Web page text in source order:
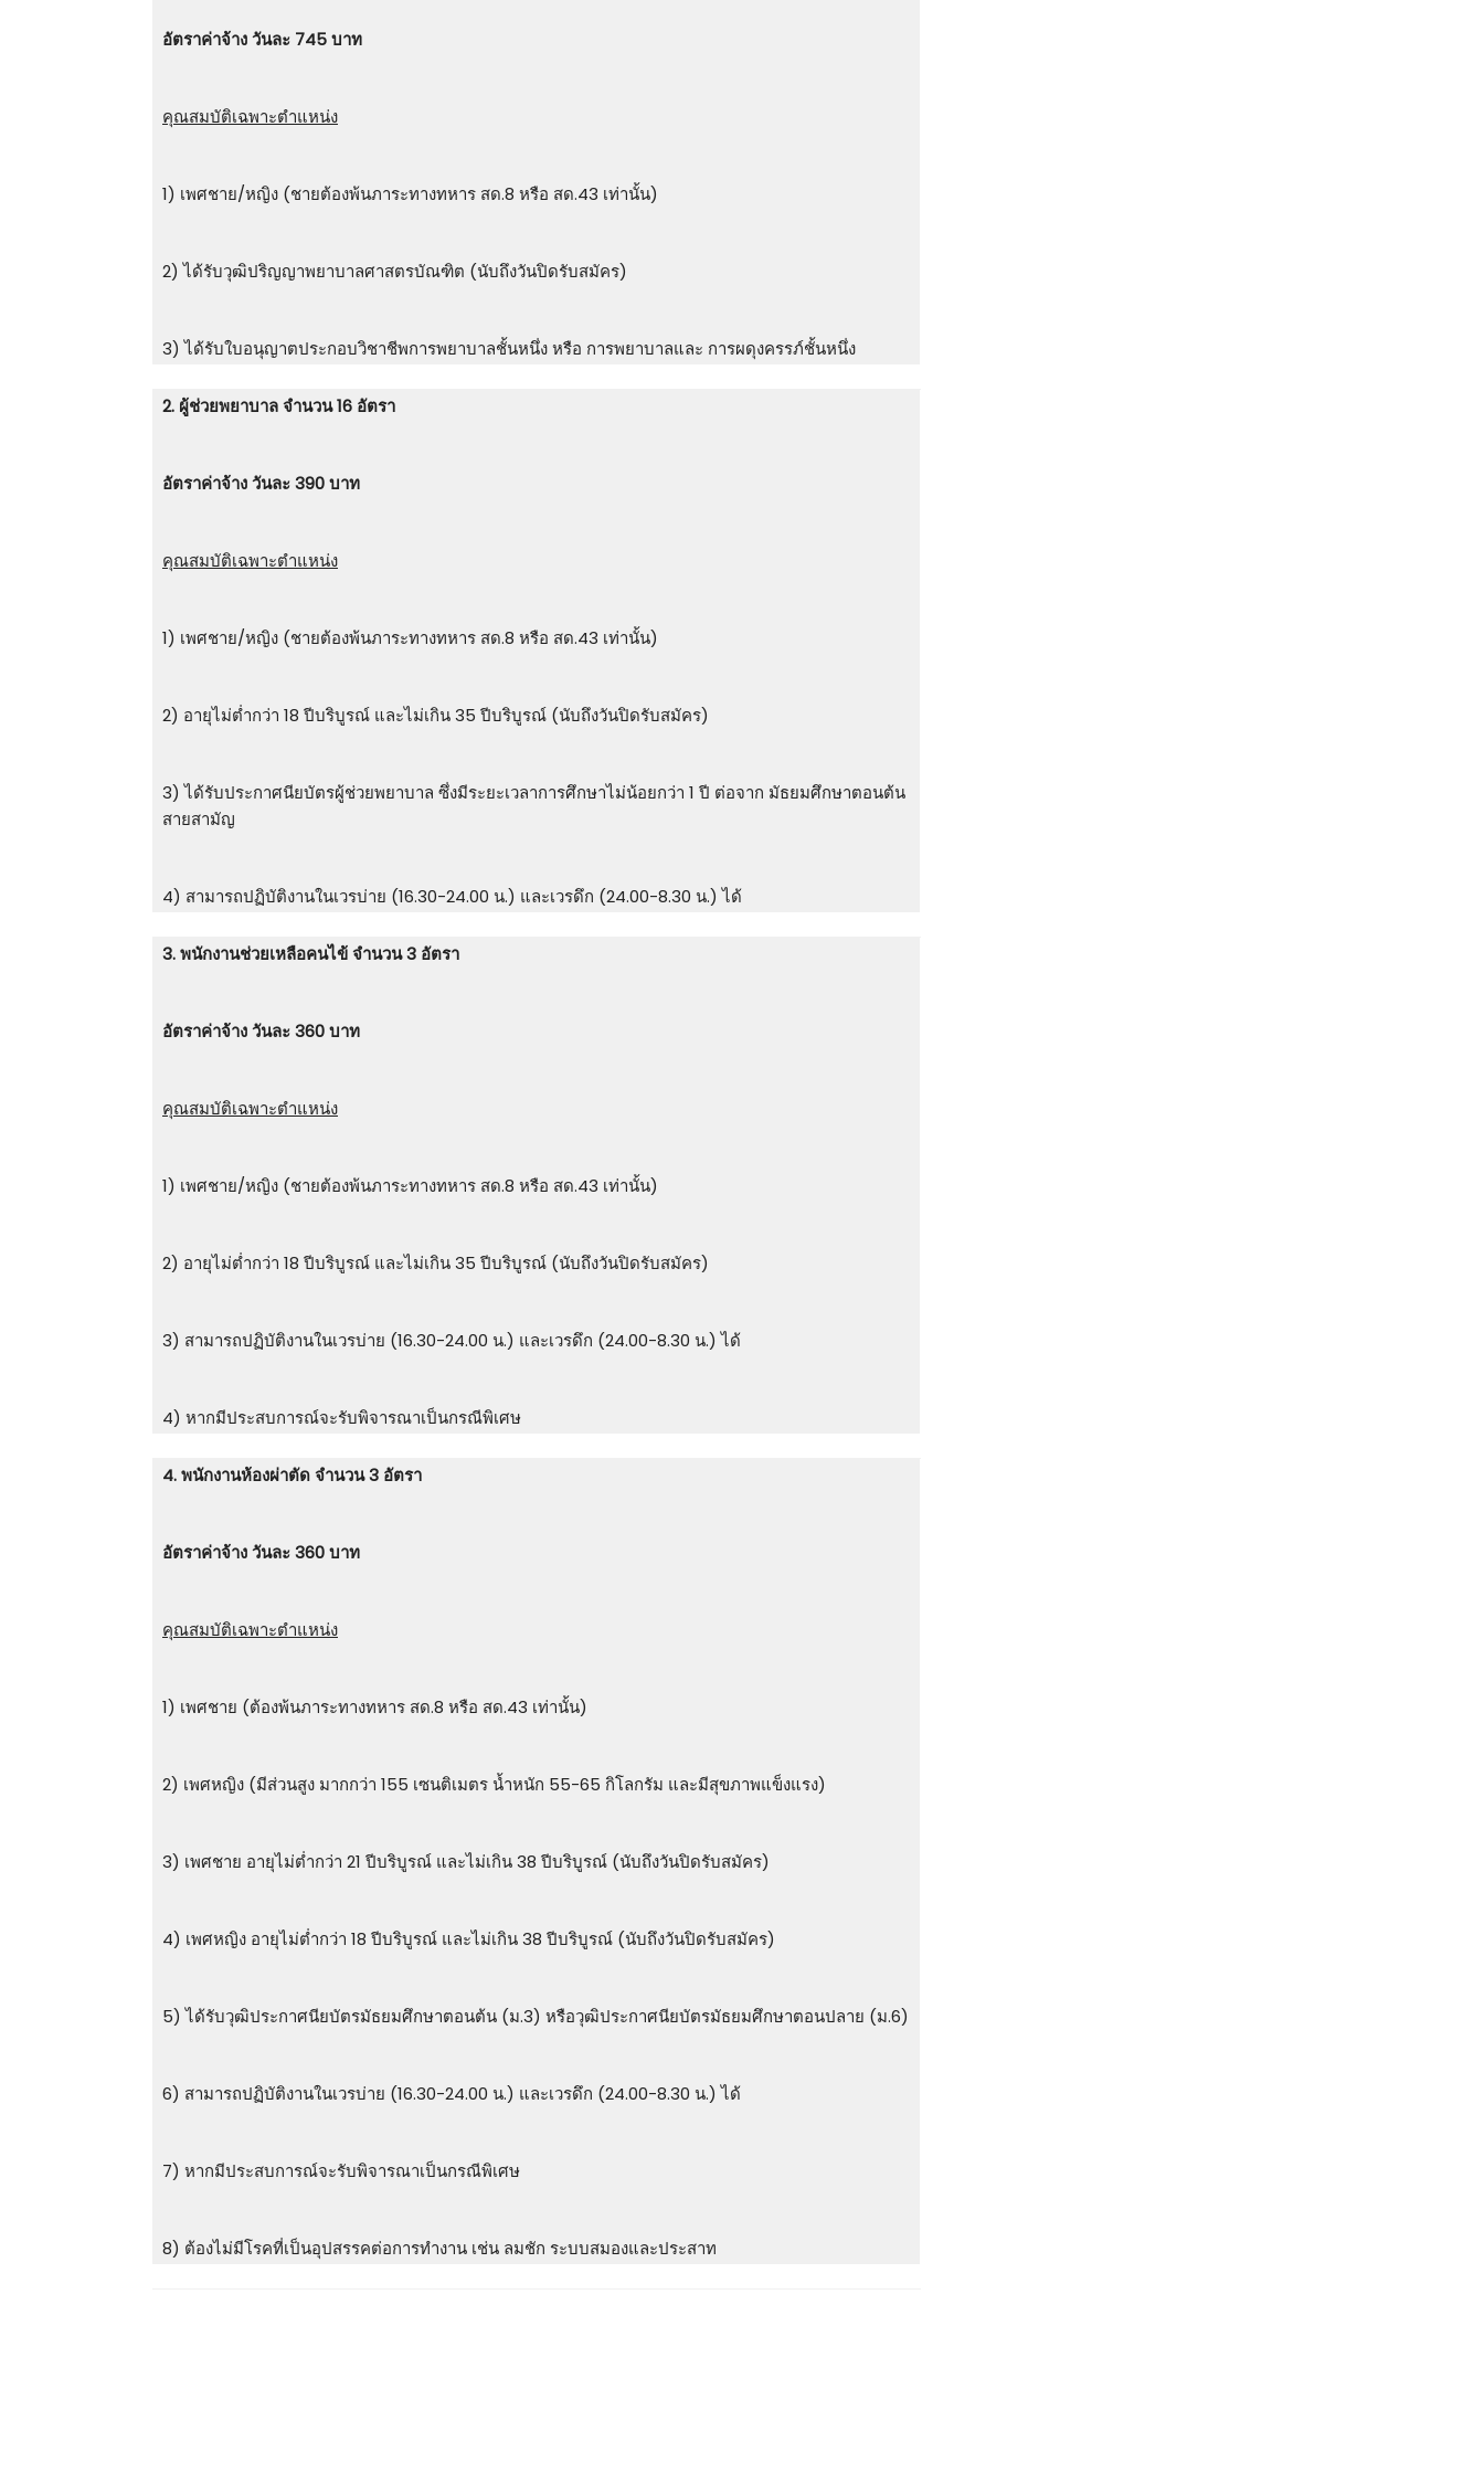
อัตราค่าจ้าง วันละ 745 บาท
คุณสมบัติเฉพาะตำแหน่ง
1) เพศชาย/หญิง (ชายต้องพ้นภาระทางทหาร สด.8 หรือ สด.43 เท่านั้น)
2) ได้รับวุฒิปริญญาพยาบาลศาสตรบัณฑิต (นับถึงวันปิดรับสมัคร)
3) ได้รับใบอนุญาตประกอบวิชาชีพการพยาบาลชั้นหนึ่ง หรือ การพยาบาลและ การผดุงครรภ์ชั้นหนึ่ง
2. ผู้ช่วยพยาบาล จำนวน 16 อัตรา
อัตราค่าจ้าง วันละ 390 บาท
คุณสมบัติเฉพาะตำแหน่ง
1) เพศชาย/หญิง (ชายต้องพ้นภาระทางทหาร สด.8 หรือ สด.43 เท่านั้น)
2) อายุไม่ต่ำกว่า 18 ปีบริบูรณ์ และไม่เกิน 35 ปีบริบูรณ์ (นับถึงวันปิดรับสมัคร)
3) ได้รับประกาศนียบัตรผู้ช่วยพยาบาล ซึ่งมีระยะเวลาการศึกษาไม่น้อยกว่า 1 ปี ต่อจาก มัธยมศึกษาตอนต้น
สายสามัญ
4) สามารถปฏิบัติงานในเวรบ่าย (16.30-24.00 น.) และเวรดึก (24.00-8.30 น.) ได้
3. พนักงานช่วยเหลือคนไข้ จำนวน 3 อัตรา
อัตราค่าจ้าง วันละ 360 บาท
คุณสมบัติเฉพาะตำแหน่ง
1) เพศชาย/หญิง (ชายต้องพ้นภาระทางทหาร สด.8 หรือ สด.43 เท่านั้น)
2) อายุไม่ต่ำกว่า 18 ปีบริบูรณ์ และไม่เกิน 35 ปีบริบูรณ์ (นับถึงวันปิดรับสมัคร)
3) สามารถปฏิบัติงานในเวรบ่าย (16.30-24.00 น.) และเวรดึก (24.00-8.30 น.) ได้
4) หากมีประสบการณ์จะรับพิจารณาเป็นกรณีพิเศษ
4. พนักงานห้องผ่าตัด จำนวน 3 อัตรา
อัตราค่าจ้าง วันละ 360 บาท
คุณสมบัติเฉพาะตำแหน่ง
1) เพศชาย (ต้องพ้นภาระทางทหาร สด.8 หรือ สด.43 เท่านั้น)
2) เพศหญิง (มีส่วนสูง มากกว่า 155 เซนติเมตร น้ำหนัก 55-65 กิโลกรัม และมีสุขภาพแข็งแรง)
3) เพศชาย อายุไม่ต่ำกว่า 21 ปีบริบูรณ์ และไม่เกิน 38 ปีบริบูรณ์ (นับถึงวันปิดรับสมัคร)
4) เพศหญิง อายุไม่ต่ำกว่า 18 ปีบริบูรณ์ และไม่เกิน 38 ปีบริบูรณ์ (นับถึงวันปิดรับสมัคร)
5) ได้รับวุฒิประกาศนียบัตรมัธยมศึกษาตอนต้น (ม.3) หรือวุฒิประกาศนียบัตรมัธยมศึกษาตอนปลาย (ม.6)
6) สามารถปฏิบัติงานในเวรบ่าย (16.30-24.00 น.) และเวรดึก (24.00-8.30 น.) ได้
7) หากมีประสบการณ์จะรับพิจารณาเป็นกรณีพิเศษ
8) ต้องไม่มีโรคที่เป็นอุปสรรคต่อการทํางาน เช่น ลมชัก ระบบสมองและประสาท